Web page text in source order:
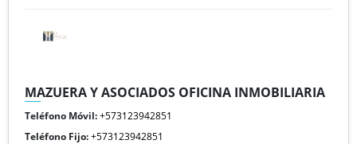
MAZUERA Y ASOCIADOS OFICINA INMOBILIARIA
Teléfono Móvil:+573123942851
Teléfono Fijo:+573123942851